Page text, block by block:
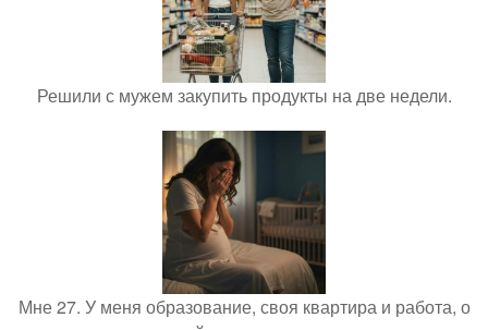
Решили с мужем закупить продукты на две недели.
Мне 27. У меня образование, своя квартира и работа, о